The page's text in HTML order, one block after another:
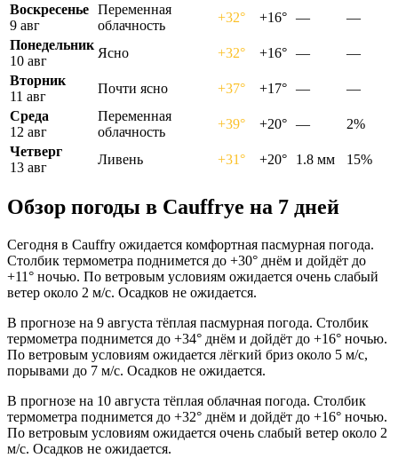
Воскресенье
9 авг
Переменная
облачность
+32° +16° —
—
Понедельник
10 авг
Ясно +32° +16° —
—
Вторник
11 авг
Почти ясно +37° +17° —
—
Среда
12 авг
Переменная
облачность
+39° +20° —
2%
Четверг
13 авг
Ливень +31° +20° 1.8 мм 15%
Обзор погоды в Cauffryе на 7 дней
Сегодня в Cauffry ожидается комфортная пасмурная погода.
Столбик термометра поднимется до +30° днём и дойдёт до
+11° ночью. По ветровым условиям ожидается очень слабый
ветер около 2 м/с. Осадков не ожидается.
В прогнозе на 9 августа тёплая пасмурная погода. Столбик
термометра поднимется до +34° днём и дойдёт до +16° ночью.
По ветровым условиям ожидается лёгкий бриз около 5 м/с,
порывами до 7 м/с. Осадков не ожидается.
В прогнозе на 10 августа тёплая облачная погода. Столбик
термометра поднимется до +32° днём и дойдёт до +16° ночью.
По ветровым условиям ожидается очень слабый ветер около 2
м/с. Осадков не ожидается.